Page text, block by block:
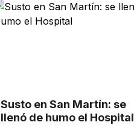
Susto en San Martín: se
llenó de humo el Hospital